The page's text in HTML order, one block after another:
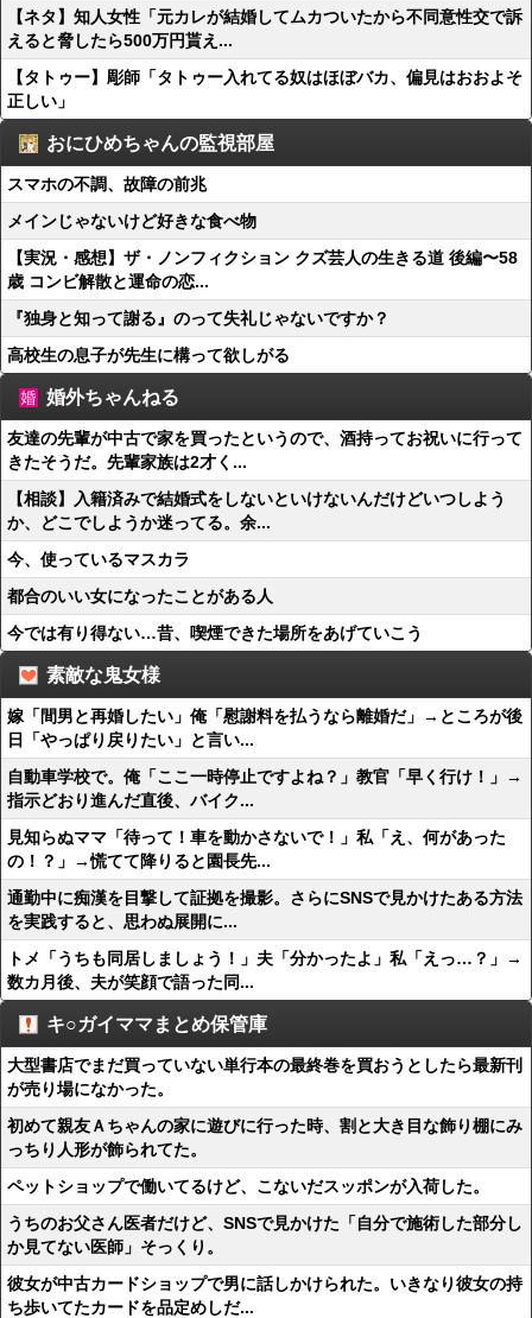
【ネタ】知人女性「元カレが結婚してムカついたから不同意性交で訴
えると脅したら500万円貰え...
【タトゥー】彫師「タトゥー入れてる奴はほぼバカ、偏見はおおよそ
正しい」
おにひめちゃんの監視部屋
スマホの不調、故障の前兆
メインじゃないけど好きな食べ物
【実況・感想】ザ・ノンフィクション クズ芸人の生きる道 後編〜58
歳 コンビ解散と運命の恋...
『独身と知って謝る』のって失礼じゃないですか？
高校生の息子が先生に構って欲しがる
婚外ちゃんねる
友達の先輩が中古で家を買ったというので、酒持ってお祝いに行って
きたそうだ。先輩家族は2才く...
【相談】入籍済みで結婚式をしないといけないんだけどいつしよう
か、どこでしようか迷ってる。余...
今、使っているマスカラ
都合のいい女になったことがある人
今では有り得ない…昔、喫煙できた場所をあげていこう
素敵な鬼女様
嫁「間男と再婚したい」俺「慰謝料を払うなら離婚だ」→ところが後
日「やっぱり戻りたい」と言い...
自動車学校で。俺「ここ一時停止ですよね？」教官「早く行け！」→
指示どおり進んだ直後、バイク...
見知らぬママ「待って！車を動かさないで！」私「え、何があった
の！？」→慌てて降りると園長先...
通勤中に痴漢を目撃して証拠を撮影。さらにSNSで見かけたある方法
を実践すると、思わぬ展開に...
トメ「うちも同居しましょう！」夫「分かったよ」私「えっ…？」→
数カ月後、夫が笑顔で語った同...
キ○ガイママまとめ保管庫
大型書店でまだ買っていない単行本の最終巻を買おうとしたら最新刊
が売り場になかった。
初めて親友Ａちゃんの家に遊びに行った時、割と大き目な飾り棚にみ
っちり人形が飾られてた。
ペットショップで働いてるけど、こないだスッポンが入荷した。
うちのお父さん医者だけど、SNSで見かけた「自分で施術した部分し
か見てない医師」そっくり。
彼女が中古カードショップで男に話しかけられた。いきなり彼女の持
ち歩いてたカードを品定めしだ...